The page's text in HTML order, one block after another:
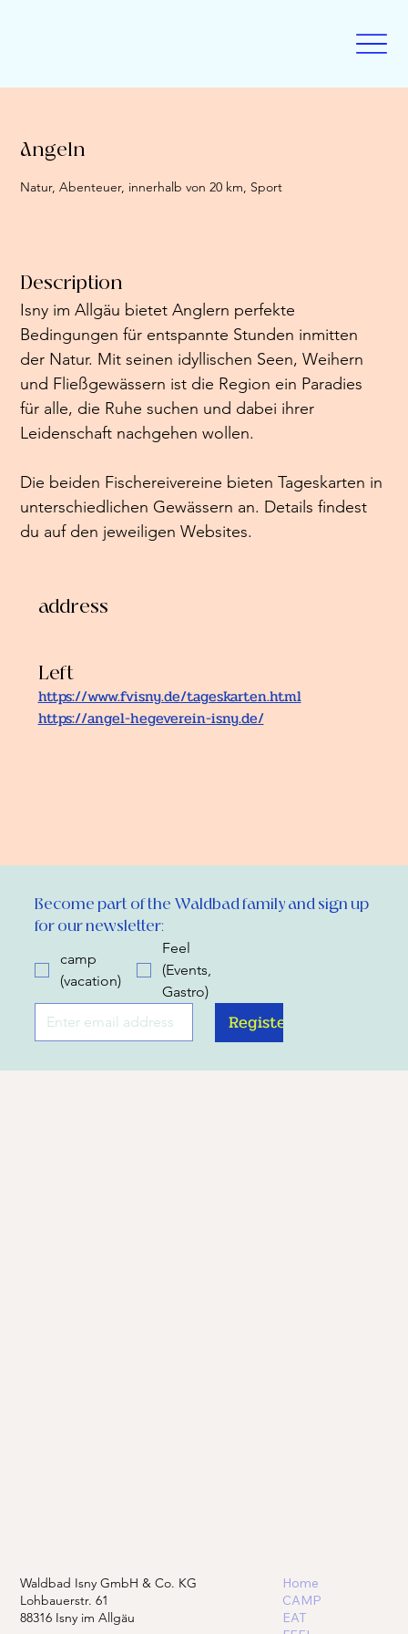
Angeln
Natur, Abenteuer, innerhalb von 20 km, Sport
Become part of the Waldbad family and sign up
for our newsletter:
camp
(vacation)
Feel
(Events,
Gastro)
Register
Description
Isny im Allgäu bietet Anglern perfekte
Bedingungen für entspannte Stunden inmitten
der Natur. Mit seinen idyllischen Seen, Weihern
und Fließgewässern ist die Region ein Paradies
für alle, die Ruhe suchen und dabei ihrer
Leidenschaft nachgehen wollen.
Die beiden Fischereivereine bieten Tageskarten in
unterschiedlichen Gewässern an. Details findest
du auf den jeweiligen Websites.
address
Left
https://www.fvisny.de/tageskarten.html
https://angel-hegeverein-isny.de/
Waldbad Isny GmbH & Co. KG
Lohbauerstr. 61
88316 Isny im Allgäu
Home
CAMP
EAT